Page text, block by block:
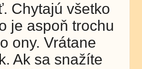
Chytajú všetko
je aspoň trochu
ony. Vrátane
Ak sa snažíte